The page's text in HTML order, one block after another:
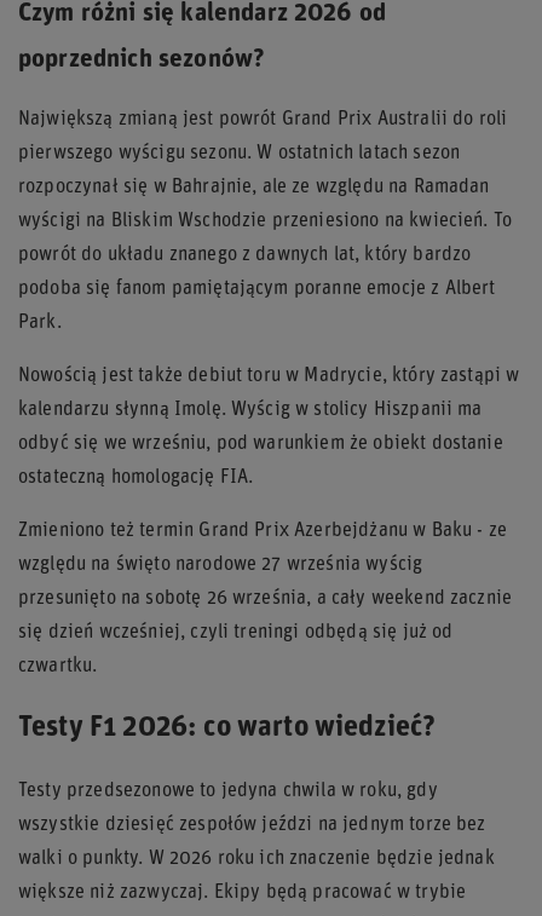
Czym różni się kalendarz 2026 od
poprzednich sezonów?
Największą zmianą jest powrót Grand Prix Australii do roli
pierwszego wyścigu sezonu. W ostatnich latach sezon
rozpoczynał się w Bahrajnie, ale ze względu na Ramadan
wyścigi na Bliskim Wschodzie przeniesiono na kwiecień. To
powrót do układu znanego z dawnych lat, który bardzo
podoba się fanom pamiętającym poranne emocje z Albert
Park.
Nowością jest także debiut toru w Madrycie, który zastąpi w
kalendarzu słynną Imolę. Wyścig w stolicy Hiszpanii ma
odbyć się we wrześniu, pod warunkiem że obiekt dostanie
ostateczną homologację FIA.
Zmieniono też termin Grand Prix Azerbejdżanu w Baku - ze
względu na święto narodowe 27 września wyścig
przesunięto na sobotę 26 września, a cały weekend zacznie
się dzień wcześniej, czyli treningi odbędą się już od
czwartku.
Testy F1 2026: co warto wiedzieć?
Testy przedsezonowe to jedyna chwila w roku, gdy
wszystkie dziesięć zespołów jeździ na jednym torze bez
walki o punkty. W 2026 roku ich znaczenie będzie jednak
większe niż zazwyczaj. Ekipy będą pracować w trybie